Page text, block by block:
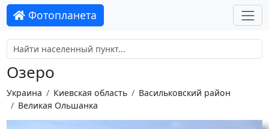
Фотопланета
Озеро
Украина Киевская область
Васильковский район
Великая Ольшанка